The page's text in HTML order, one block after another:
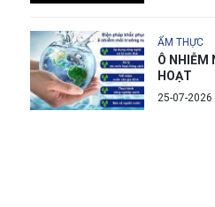
ẨM THỰC
Ô NHIỄM
HOẠT
25-07-2026